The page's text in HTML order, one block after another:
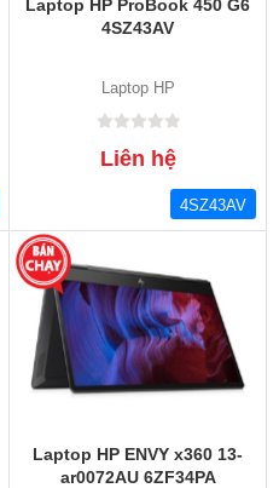
Laptop HP ProBook 450 G6
4SZ43AV
Laptop HP
Liên hệ
4SZ43AV
Laptop HP ENVY x360 13-
ar0072AU 6ZF34PA